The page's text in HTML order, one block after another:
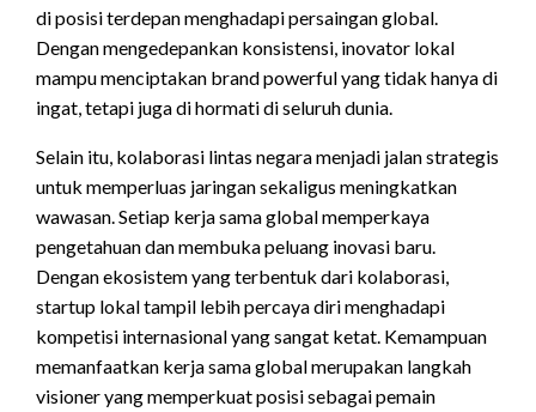
di posisi terdepan menghadapi persaingan global.
Dengan mengedepankan konsistensi, inovator lokal
mampu menciptakan brand powerful yang tidak hanya di
ingat, tetapi juga di hormati di seluruh dunia.
Selain itu, kolaborasi lintas negara menjadi jalan strategis
untuk memperluas jaringan sekaligus meningkatkan
wawasan. Setiap kerja sama global memperkaya
pengetahuan dan membuka peluang inovasi baru.
Dengan ekosistem yang terbentuk dari kolaborasi,
startup lokal tampil lebih percaya diri menghadapi
kompetisi internasional yang sangat ketat. Kemampuan
memanfaatkan kerja sama global merupakan langkah
visioner yang memperkuat posisi sebagai pemain